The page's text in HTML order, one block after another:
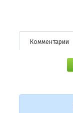
Комментарии